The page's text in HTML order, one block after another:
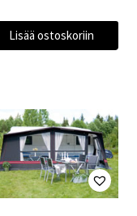
Lisää ostoskoriin